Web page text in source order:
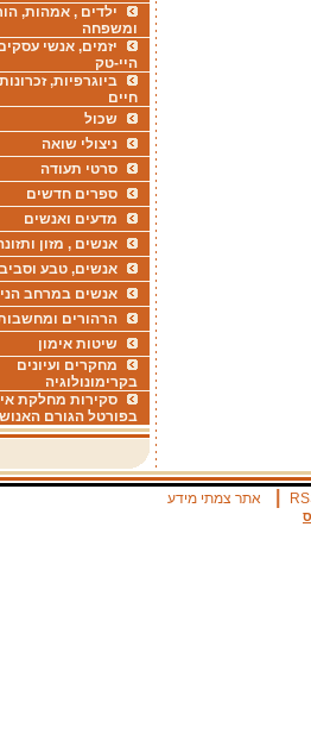
ילדים , אמהות,
ומשפחה
יזמים, אנשי
היי-טק
ביוגרפיות,
חיים
שכול
ניצולי שואה
סרטי תעודה
ספרים חדשים
מדעים ואנשים
אנשים , מזון
אנשים, טבע
אנשים במרחב
הרהורים
שיטות אימון
מחקרים ועיונים
בקרימונולוגיה
סקירות מחלקת
בפורטל הגורם
אתר צמתי מידע